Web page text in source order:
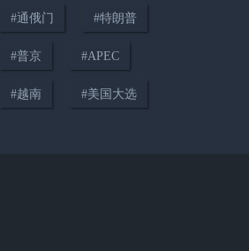
特朗普谈俄军袭击基辅：这是大
#通俄门 #特朗普
#普京 #APEC
#越南 #美国大选